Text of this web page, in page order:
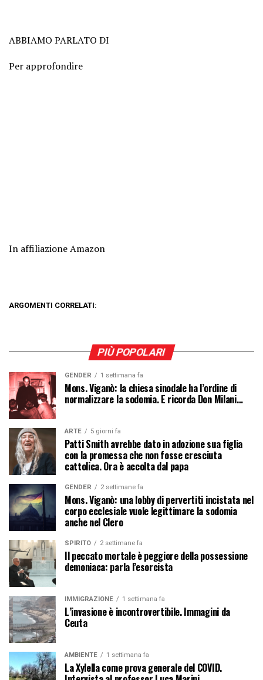
ABBIAMO PARLATO DI
Per approfondire
In affiliazione Amazon
ARGOMENTI CORRELATI:
PIÙ POPOLARI
GENDER 1 settimana fa
Mons. Viganò: la chiesa sinodale ha l’ordine di
normalizzare la sodomia. E ricorda Don Milani…
ARTE 5 giorni fa
Patti Smith avrebbe dato in adozione sua figlia
con la promessa che non fosse cresciuta
cattolica. Ora è accolta dal papa
GENDER 2 settimane fa
Mons. Viganò: una lobby di pervertiti incistata nel
corpo ecclesiale vuole legittimare la sodomia
anche nel Clero
SPIRITO 2 settimane fa
Il peccato mortale è peggiore della possessione
demoniaca: parla l’esorcista
IMMIGRAZIONE 1 settimana fa
L’invasione è incontrovertibile. Immagini da
Ceuta
AMBIENTE 1 settimana fa
La Xylella come prova generale del COVID.